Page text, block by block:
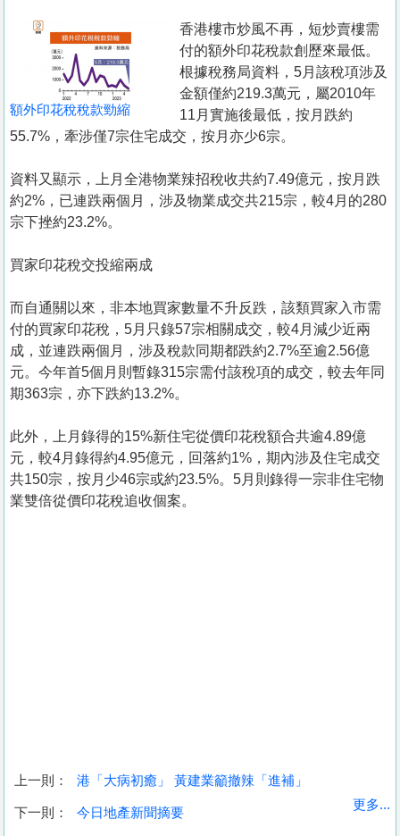
冊
於
我
們
收
額外印花稅稅款勁縮
香港樓市炒風不再，短炒賣樓需
付的額外印花稅款創歷來最低。
根據稅務局資料，5月該稅項涉及
金額僅約219.3萬元，屬2010年
11月實施後最低，按月跌約
55.7%，牽涉僅7宗住宅成交，按月亦少6宗。
資料又顯示，上月全港物業辣招稅收共約7.49億元，按月跌
約2%，已連跌兩個月，涉及物業成交共215宗，較4月的280
宗下挫約23.2%。
買家印花稅交投縮兩成
而自通關以來，非本地買家數量不升反跌，該類買家入市需
付的買家印花稅，5月只錄57宗相關成交，較4月減少近兩
成，並連跌兩個月，涉及稅款同期都跌約2.7%至逾2.56億
元。今年首5個月則暫錄315宗需付該稅項的成交，較去年同
期363宗，亦下跌約13.2%。
此外，上月錄得的15%新住宅從價印花稅額合共逾4.89億
元，較4月錄得約4.95億元，回落約1%，期內涉及住宅成交
共150宗，按月少46宗或約23.5%。5月則錄得一宗非住宅物
業雙倍從價印花稅追收個案。
上一則： 港「大病初癒」 黃建業籲撤辣「進補」
下一則： 今日地產新聞摘要
更多...